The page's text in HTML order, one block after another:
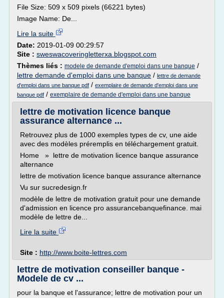
File Size: 509 x 509 pixels (66221 bytes)
Image Name: De...
Lire la suite
Date: 2019-01-09 00:29:57
Site : sweswacoveringletterxa.blogspot.com
Thèmes liés : modele de demande d'emploi dans une banque /
lettre demande d'emploi dans une banque / lettre de demande
d'emploi dans une banque pdf / exemplaire de demande d'emploi dans une
banque pdf / exemplaire de demande d'emploi dans une banque
lettre de motivation licence banque
assurance alternance ...
Retrouvez plus de 1000 exemples types de cv, une aide
avec des modèles préremplis en téléchargement gratuit.
Home » lettre de motivation licence banque assurance
alternance
lettre de motivation licence banque assurance alternance
Vu sur sucredesign.fr
modèle de lettre de motivation gratuit pour une demande
d'admission en licence pro assurancebanquefinance. mai
modèle de lettre de...
Lire la suite
Site : http://www.boite-lettres.com
lettre de motivation conseiller banque -
Modele de cv ...
pour la banque et l'assurance; lettre de motivation pour un